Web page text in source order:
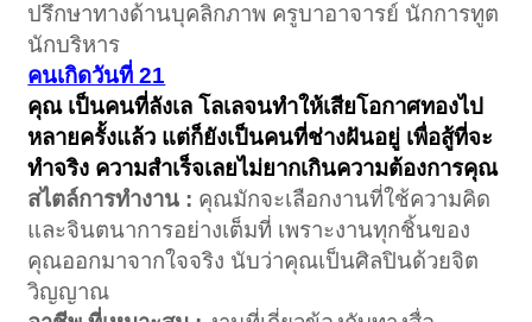
ปรึกษาทางด้านบุคลิกภาพ ครูบาอาจารย์ นักการทูต
นักบริหาร
คนเกิดวันที่ 21
คุณ เป็นคนที่ลังเล โลเลจนทำให้เสียโอกาศทองไป
หลายครั้งแล้ว แต่ก็ยังเป็นคนที่ช่างฝันอยู่ เพื่อสู้ที่จะ
ทำจริง ความสำเร็จเลยไม่ยากเกินความต้องการคุณ
สไตล์การทำงาน : คุณมักจะเลือกงานที่ใช้ความคิด
และจินตนาการอย่างเต็มที่ เพราะงานทุกชิ้นของ
คุณออกมาจากใจจริง นับว่าคุณเป็นศิลปินด้วยจิต
วิญญาณ